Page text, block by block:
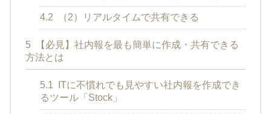
4.2 （2）リアルタイムで共有できる
5
【必見】社内報を最も簡単に作成・共有できる
方法とは
5.1
ITに不慣れでも見やすい社内報を作成でき
るツール「Stock」